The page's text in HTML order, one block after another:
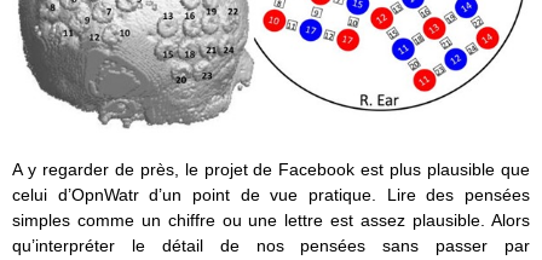
A y regarder de près, le projet de Facebook est plus plausible que
celui d’OpnWatr d’un point de vue pratique. Lire des pensées
simples comme un chiffre ou une lettre est assez plausible. Alors
qu’interpréter le détail de nos pensées sans passer par